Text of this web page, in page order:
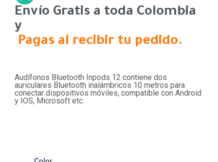
Envío Gratis a toda Colombia
y
Pagas al recibir tu pedido.
Audífonos Bluetooth Inpods 12 contiene dos
auriculares Bluetooth inalámbricos 10 metros para
conectar dispositivos móviles, compatible con Android
y IOS, Microsoft etc.